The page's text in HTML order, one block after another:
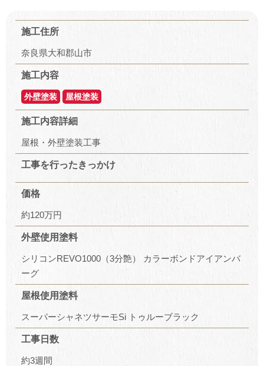
施工住所
奈良県大和郡山市
施工内容
外壁塗装 屋根塗装
施工内容詳細
屋根・外壁塗装工事
工事を行ったきっかけ
価格
約120万円
外壁使用塗料
シリコンREVO1000（3分艶） カラーボンドアイアンバ
ーグ
屋根使用塗料
スーパーシャネツサーモSi トゥルーブラック
工事日数
約3週間